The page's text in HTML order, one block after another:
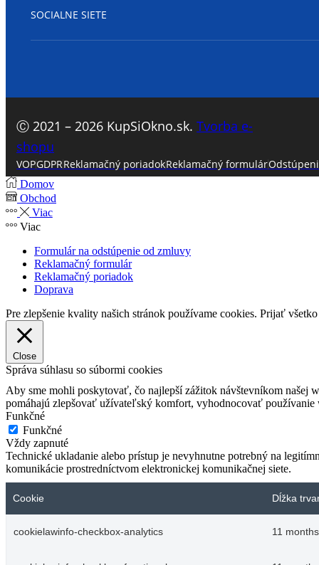
SOCIALNE SIETE
Ⓒ 2021 – 2026 KupSiOkno.sk. Tvorba e-
shopu
VOPGDPRReklamačný poriadokReklamačný formulár
Domov
Obchod
Viac
Viac
Formulár na odstúpenie od zmluvy
Reklamačný formulár
Reklamačný poriadok
Doprava
Pre zlepšenie kvality našich stránok používame cookies. Prijať všetko
Close
Správa súhlasu so súbormi cookies
Aby sme mohli poskytovať, čo najlepší zážitok návštevníkom našej
pomáhajú zlepšovať užívateľský komfort, vyhodnocovať používanie
Funkčné
Funkčné
Vždy zapnuté
Technické ukladanie alebo prístup je nevyhnutne potrebný na
komunikácie prostredníctvom elektronickej komunikačnej siete.
Cookie Dĺžka
cookielawinfo-checkbox-analytics 11 months